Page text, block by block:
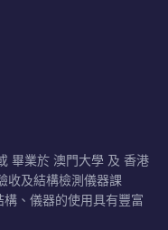
畢業於 澳門大學 及 香港
收及結構檢測儀器課
、儀器的使用具有豐富